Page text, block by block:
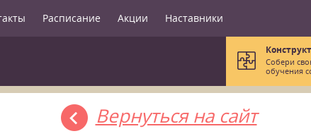
Расписание Акции Наставники
Собери
обучения
Вернуться на сайт